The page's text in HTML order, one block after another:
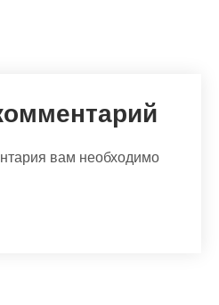
вам необходимо